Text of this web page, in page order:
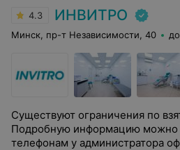
4.3 ИНВИТРО
Минск, пр-т Независимости, 40
Существуют ограничения по
Подробную информацию можно
телефонам у администратора